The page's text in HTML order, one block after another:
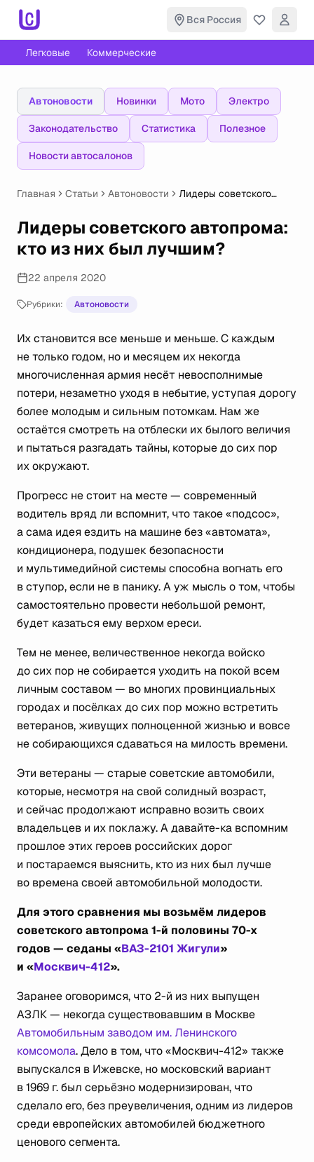
Вся Россия
Легковые Коммерческие
Автоновости Новинки Мото Электро
Законодательство Статистика Полезное
Новости автосалонов
Главная Статьи Автоновости
Лидеры советского
был лучшим?
Лидеры советского автопрома:
кто из них был лучшим?
22 апреля 2020
Рубрики: Автоновости
Их становится все меньше и меньше. С каждым
не только годом, но и месяцем их некогда
многочисленная армия несёт невосполнимые
потери, незаметно уходя в небытие, уступая дорогу
более молодым и сильным потомкам. Нам же
остаётся смотреть на отблески их былого величия
и пытаться разгадать тайны, которые до сих пор
их окружают.
Прогресс не стоит на месте — современный
водитель вряд ли вспомнит, что такое «подсос»,
а сама идея ездить на машине без «автомата»,
кондиционера, подушек безопасности
и мультимедийной системы способна вогнать его
в ступор, если не в панику. А уж мысль о том, чтобы
самостоятельно провести небольшой ремонт,
будет казаться ему верхом ереси.
Тем не менее, величественное некогда войско
до сих пор не собирается уходить на покой всем
личным составом — во многих провинциальных
городах и посёлках до сих пор можно встретить
ветеранов, живущих полноценной жизнью и вовсе
не собирающихся сдаваться на милость времени.
Эти ветераны — старые советские автомобили,
которые, несмотря на свой солидный возраст,
и сейчас продолжают исправно возить своих
владельцев и их поклажу. А давайте-ка вспомним
прошлое этих героев российских дорог
и постараемся выяснить, кто из них был лучше
во времена своей автомобильной молодости.
Для этого сравнения мы возьмём лидеров
советского автопрома 1-й половины 70-х
годов — седаны «ВАЗ-2101 Жигули»
и «Москвич-412».
Заранее оговоримся, что 2-й из них выпущен
АЗЛК — некогда существовавшим в Москве
Автомобильным заводом им. Ленинского
комсомола. Дело в том, что «Москвич-412» также
выпускался в Ижевске, но московский вариант
в 1969 г. был серьёзно модернизирован, что
сделало его, без преувеличения, одним из лидеров
среди европейских автомобилей бюджетного
ценового сегмента.